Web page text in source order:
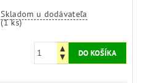
Skladom u dodávateľa
(1 ks)